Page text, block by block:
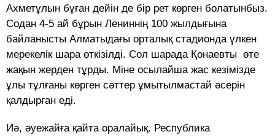
Ахметұлын бұған дейiн де бiр рет көрген болатынбыз.
Содан 4-5 ай бұрын Лениннiң 100 жылдығына
байланысты Алматыдағы орталық стадионда үлкен
мерекелiк шара өткiзiлдi. Сол шарада Қонаевты өте
жақын жерден тұрды. Мiне осылайша жас кезiмiзде
ұлы тұлғаны көрген сәттер ұмытылмастай әсерiн
қалдырған едi.
Иә, әуежайға қайта оралайық. Республика